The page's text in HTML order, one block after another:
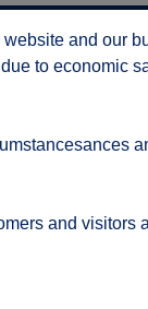
информация о
website and our
to economic
and visitors